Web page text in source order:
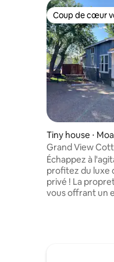
Coup de cœur
Coup de cœur
Tiny house ⋅
Grand View
Échappez à
profitez du luxe
privé ! La
vous offrant un
pendant votre séjour
lits